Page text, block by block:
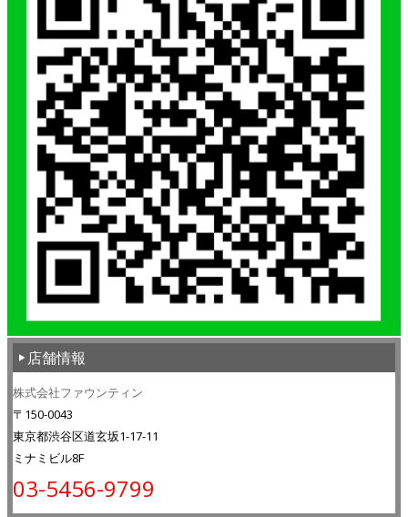
店舗情報
株式会社ファウンティン
〒150-0043
東京都渋谷区道玄坂1-17-11
ミナミビル8F
03-5456-9799